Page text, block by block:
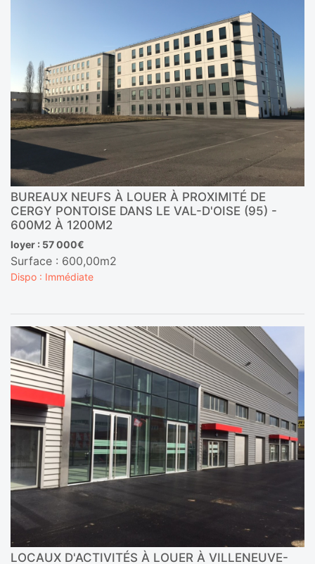
BUREAUX NEUFS À LOUER À PROXIMITÉ DE
CERGY PONTOISE DANS LE VAL-D'OISE (95) -
600M2 À 1200M2
loyer : 57 000€
Surface : 600,00m2
Dispo : Immédiate
LOCAUX D'ACTIVITÉS À LOUER À VILLENEUVE-